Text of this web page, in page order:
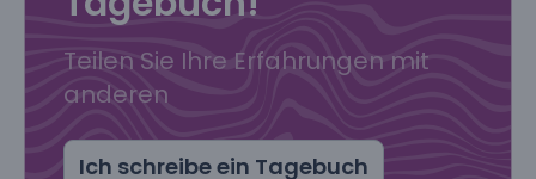
Teilen Sie Ihre Erfahrungen mit
anderen
Ich schreibe ein Tagebuch